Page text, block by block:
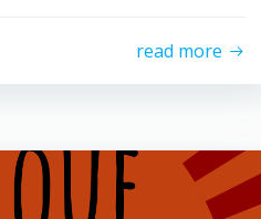
read more